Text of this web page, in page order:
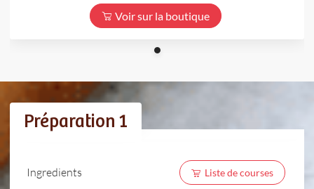
Voir sur la boutique
Préparation 1
Ingredients Liste de courses